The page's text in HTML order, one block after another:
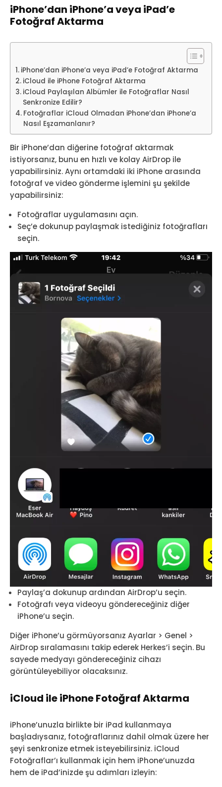
iPhone’dan iPhone’a veya iPad’e
Fotoğraf Aktarma
iPhone’dan iPhone’a veya iPad’e Fotoğraf Aktarma
iCloud ile iPhone Fotoğraf Aktarma
iCloud Paylaşılan Albümler ile Fotoğraflar Nasıl
Senkronize Edilir?
Fotoğraflar iCloud Olmadan iPhone’dan iPhone’a
Nasıl Eşzamanlanır?
Bir iPhone’dan diğerine fotoğraf aktarmak
istiyorsanız, bunu en hızlı ve kolay AirDrop ile
yapabilirsiniz. Aynı ortamdaki iki iPhone arasında
fotoğraf ve video gönderme işlemini şu şekilde
yapabilirsiniz:
Fotoğraflar uygulamasını açın.
Seç’e dokunup paylaşmak istediğiniz fotoğrafları
seçin.
Paylaş’a dokunup ardından AirDrop’u seçin.
Fotoğrafı veya videoyu göndereceğiniz diğer
iPhone’u seçin.
Diğer iPhone’u görmüyorsanız Ayarlar > Genel >
AirDrop sıralamasını takip ederek Herkes’i seçin. Bu
sayede medyayı göndereceğiniz cihazı
görüntüleyebiliyor olacaksınız.
iCloud ile iPhone Fotoğraf Aktarma
iPhone’unuzla birlikte bir iPad kullanmaya
başladıysanız, fotoğraflarınız dahil olmak üzere her
şeyi senkronize etmek isteyebilirsiniz. iCloud
Fotoğraflar’ı kullanmak için hem iPhone’unuzda
hem de iPad’inizde şu adımları izleyin: